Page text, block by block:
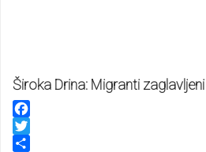
Široka Drina: Migranti
Facebook
Twitter